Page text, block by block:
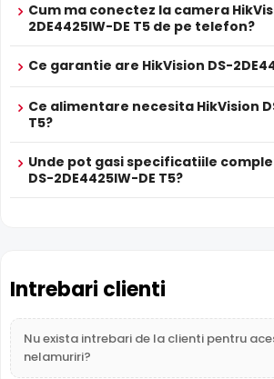
Camera HikVision DS-2DE4425IW-DE
la care puteti conecta microfoane,
telefonul mobil.
Alimentare PoE
over Ethernet (PoE), primind atat date
prin acelasi cablu de retea. Simplifica
HikVision DS-2DE4425IW-DE T5 dispune
direct pe camera. Utila ca backup sau
fara DVR/NVR.
Cum ma conectez la camera
2DE4425IW-DE T5 de pe telefon?
Ce garantie are HikVision DS-
Ce alimentare necesita HikVision
T5?
Unde pot gasi specificatiile
DS-2DE4425IW-DE T5?
Intrebari clienti
Nu exista intrebari de la clienti pentru
nelamuriri?